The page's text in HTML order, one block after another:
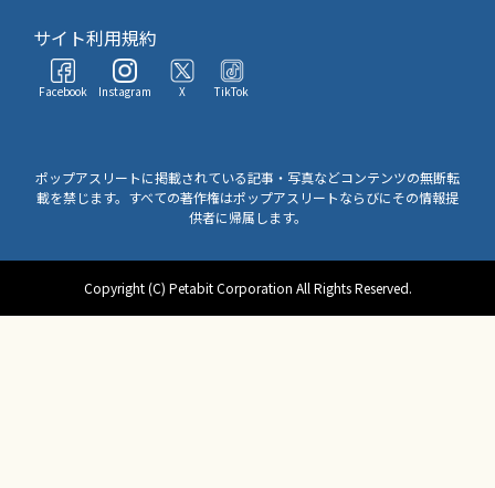
サイト利用規約
Facebook Instagram X TikTok
ポップアスリートに掲載されている記事・写真などコンテンツの無断転
載を禁じます。すべての著作権はポップアスリートならびにその情報提
供者に帰属します。
Copyright (C) Petabit Corporation All Rights Reserved.